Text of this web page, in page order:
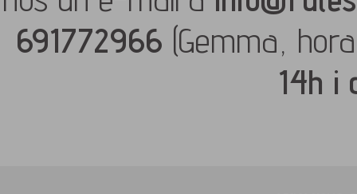
691772966 (Gemma,
14h i